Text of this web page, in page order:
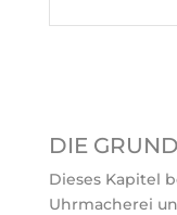
DIE
Dieses Kapitel
Uhrmacherei